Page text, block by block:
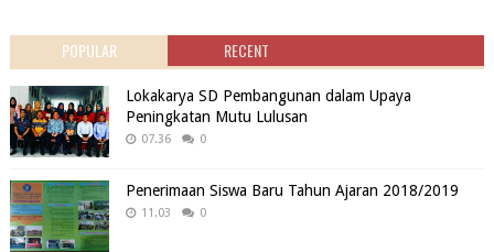
POPULAR RECENT
Lokakarya SD Pembangunan dalam Upaya
Peningkatan Mutu Lulusan
07.36 0
Penerimaan Siswa Baru Tahun Ajaran 2018/2019
11.03 0